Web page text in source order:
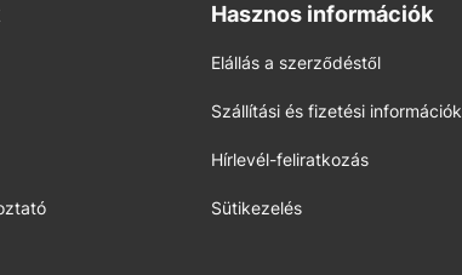
Hasznos információk
Elállás a szerződéstől
Szállítási és fizetési információk
Hírlevél-feliratkozás
Sütikezelés